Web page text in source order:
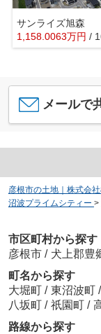
サンライズ旭森
1,158.0063万円 /
メールで
彦根市の土地｜株式会
沼波プライムシティー >
市区町村から探す
彦根市 / 犬上郡豊
町名から探す
大堀町 / 東沼波町 /
八坂町 / 祇園町 /
路線から探す